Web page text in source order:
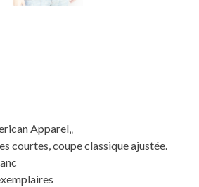
Apparel„
courtes, coupe classique ajustée.